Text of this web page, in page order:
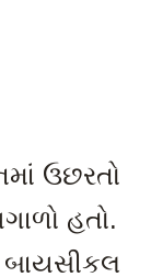
ઉછરતો
હતો.